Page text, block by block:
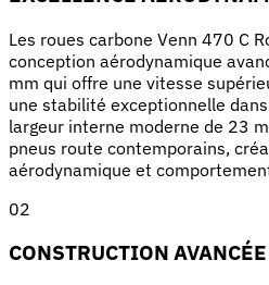
Les roues carbone Venn 470 C
conception aérodynamique
mm qui offre une vitesse
une stabilité exceptionnelle
largeur interne moderne de 23
pneus route contemporains,
aérodynamique et
02
CONSTRUCTION AVANCÉE